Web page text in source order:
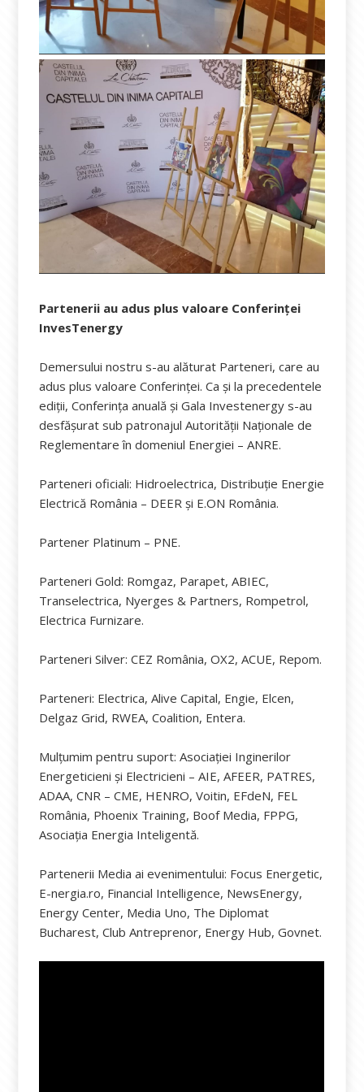
Partenerii au adus plus valoare Conferinței
InvesTenergy
Demersului nostru s-au alăturat Parteneri, care au
adus plus valoare Conferinței. Ca și la precedentele
ediții, Conferința anuală și Gala Investenergy s-au
desfășurat sub patronajul Autorității Naționale de
Reglementare în domeniul Energiei – ANRE.
Parteneri oficiali: Hidroelectrica, Distribuție Energie
Electrică România – DEER și E.ON România.
Partener Platinum – PNE.
Parteneri Gold: Romgaz, Parapet, ABIEC,
Transelectrica, Nyerges & Partners, Rompetrol,
Electrica Furnizare.
Parteneri Silver: CEZ România, OX2, ACUE, Repom.
Parteneri: Electrica, Alive Capital, Engie, Elcen,
Delgaz Grid, RWEA, Coalition, Entera.
Mulțumim pentru suport: Asociației Inginerilor
Energeticieni și Electricieni – AIE, AFEER, PATRES,
ADAA, CNR – CME, HENRO, Voitin, EFdeN, FEL
România, Phoenix Training, Boof Media, FPPG,
Asociația Energia Inteligentă.
Partenerii Media ai evenimentului: Focus Energetic,
E-nergia.ro, Financial Intelligence, NewsEnergy,
Energy Center, Media Uno, The Diplomat
Bucharest, Club Antreprenor, Energy Hub, Govnet.